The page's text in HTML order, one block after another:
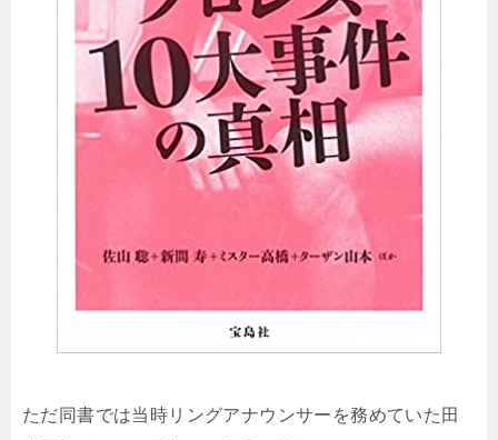
ただ同書では当時リングアナウンサーを務めていた田